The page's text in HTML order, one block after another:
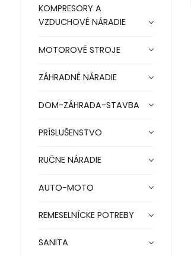
KOMPRESORY A
VZDUCHOVÉ NÁRADIE
MOTOROVÉ STROJE
ZÁHRADNÉ NÁRADIE
DOM-ZÁHRADA-STAVBA
PRÍSLUŠENSTVO
RUČNE NÁRADIE
AUTO-MOTO
REMESELNÍCKE POTREBY
SANITA